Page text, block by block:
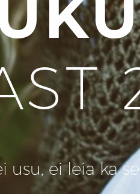
usu, ei leia ka